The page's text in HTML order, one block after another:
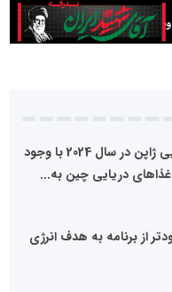
صادرات مواد غذایی ژاپن در سال 2024 با وجود
دریایی چین به...
از برنامه به هدف انرژی